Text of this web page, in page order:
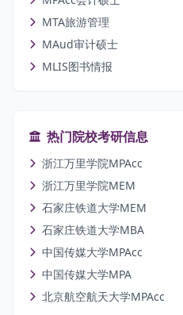
MTA旅游管理
MAud审计硕士
MLIS图书情报
热门院校考研信息
浙江万里学院MPAcc
浙江万里学院MEM
石家庄铁道大学MEM
石家庄铁道大学MBA
中国传媒大学MPAcc
中国传媒大学MPA
北京航空航天大学MPAcc